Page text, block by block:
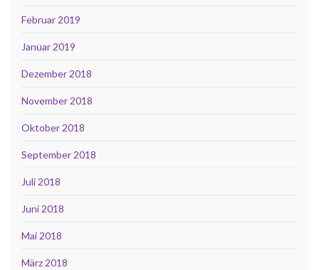
Februar 2019
Januar 2019
Dezember 2018
November 2018
Oktober 2018
September 2018
Juli 2018
Juni 2018
Mai 2018
März 2018